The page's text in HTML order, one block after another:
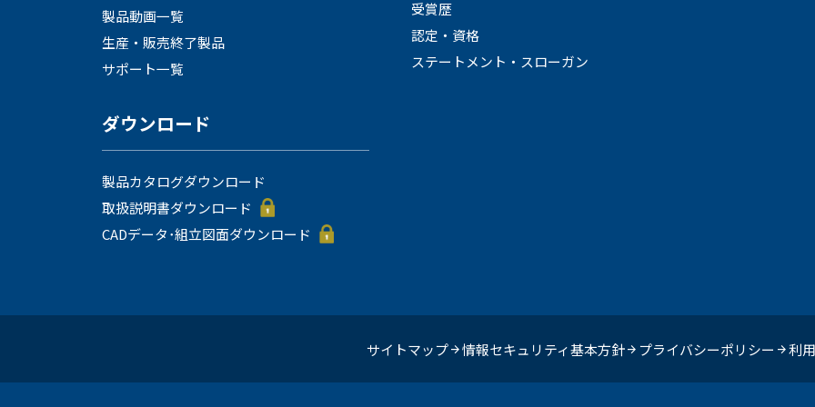
製品動画一覧
生産・販売終了製品
サポート一覧
ダウンロード
製品カタログダウンロード
取扱説明書ダウンロード
CADデータ･組立図面ダウンロード
受賞歴
認定・資格
ステートメント・スローガン
サイトマップ 情報セキュリティ基本方針 プライバシーポリシー 利